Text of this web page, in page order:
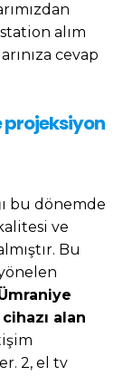
alım
cevap
projeksiyon
bu dönemde
ve
Bu
alan
2, el tv